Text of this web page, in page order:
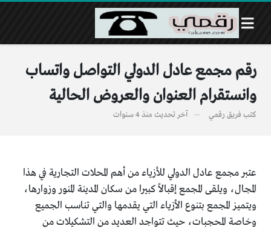
رقم مجمع عادل الدولي التواصل واتساب
وانستقرام العنوان والعروض الحالية
كتب فريق رقمي آخر تحديث منذ 4 سنوات
عتبر مجمع عادل الدولي للأزياء من أهم المحلات التجارية في هذا
المجال، ويلقى المجمع إقبالاً كبيرا من سكان المدينة المنور وزوارها،
ويتميز المجمع بتنوع الأزياء التي يقدمها والتي تناسب الجميع
وخاصة المحجبات، حيث تتواجد العديد من التشكيلات من